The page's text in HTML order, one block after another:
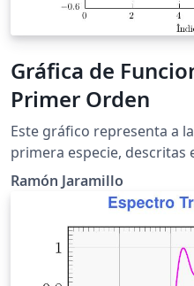
Gráfica de
Primer Orden
Este gráfico representa a
primera especie, descritas
se usan ampliamente,
procesamiento de
el análisis de portadora
para el estudio del
electromagnéticas en
cilíndricas y el estudio de
Ramón Jaramillo